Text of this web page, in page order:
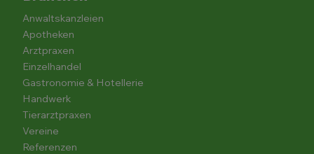
Anwaltskanzleien
Apotheken
Arztpraxen
Einzelhandel
Gastronomie & Hotellerie
Handwerk
Tierarztpraxen
Vereine
Referenzen